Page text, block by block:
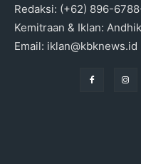
Redaksi: (+62) 896-
Kemitraan & Iklan:
Email: iklan@kbknews.id